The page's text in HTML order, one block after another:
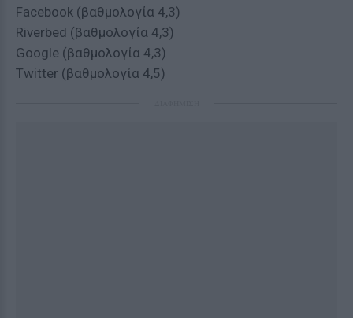
Facebook (βαθμολογία 4,3)
Riverbed (βαθμολογία 4,3)
Google (βαθμολογία 4,3)
Twitter (βαθμολογία 4,5)